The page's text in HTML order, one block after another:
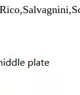
Rico,Salvagnini,